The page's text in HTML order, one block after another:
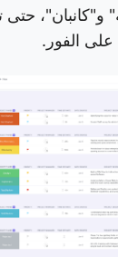
و"كانبان"، حتى
على الفور.